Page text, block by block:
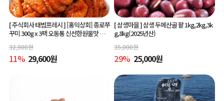
[ 주식회사 태범프레시 ][홍익상회] 종로쭈
꾸미 300g x 3팩 오동통 신선한원물맛 그
32,900원
11% 29,600원
[ 삼생마을 ]삼생 두메산골 팥 1kg,2kg,3k
g,8kg(2025년산)
35,000원
29% 25,000원